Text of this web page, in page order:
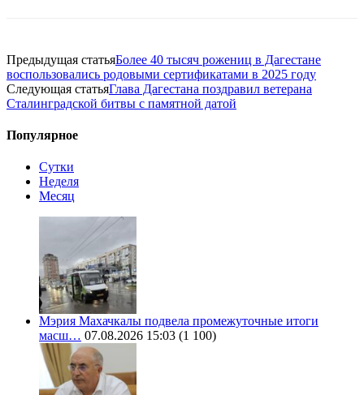
Предыдущая статьяБолее 40 тысяч рожениц в Дагестане
воспользовались родовыми сертификатами в 2025 году
Следующая статьяГлава Дагестана поздравил ветерана
Сталинградской битвы с памятной датой
Популярное
Сутки
Неделя
Месяц
Мэрия Махачкалы подвела промежуточные итоги
масш… 07.08.2026 15:03 (1 100)